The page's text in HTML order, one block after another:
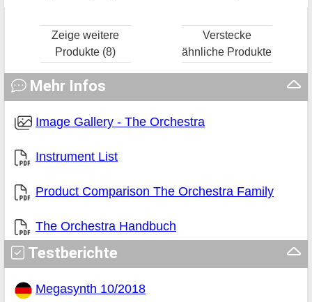
Zeige weitere
Produkte (8)
Verstecke
ähnliche Produkte
Mehr Infos
Image Gallery - The Orchestra
Instrument List
Product Comparison The Orchestra Family
The Orchestra Handbuch
Testberichte
Megasynth 10/2018